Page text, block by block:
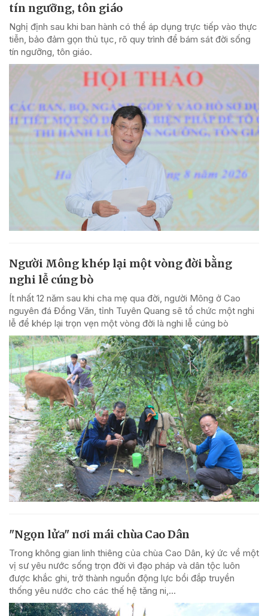
tín ngưỡng, tôn giáo
Nghị định sau khi ban hành có thể áp dụng trực tiếp vào thực
tiễn, bảo đảm gọn thủ tục, rõ quy trình để bám sát đời sống
tín ngưỡng, tôn giáo.
Người Mông khép lại một vòng đời bằng
nghi lễ cúng bò
Ít nhất 12 năm sau khi cha mẹ qua đời, người Mông ở Cao
nguyên đá Đồng Văn, tỉnh Tuyên Quang sẽ tổ chức một nghi
lễ để khép lại trọn vẹn một vòng đời là nghi lễ cúng bò
"Ngọn lửa" nơi mái chùa Cao Dân
Trong không gian linh thiêng của chùa Cao Dân, ký ức về một
vị sư yêu nước sống trọn đời vì đạo pháp và dân tộc luôn
được khắc ghi, trở thành nguồn động lực bồi đắp truyền
thống yêu nước cho các thế hệ tăng ni,...